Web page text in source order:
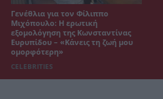
Γενέθλια για τον Φίλιππο
Μιχόπουλο: Η ερωτική
εξομολόγηση της Κωνσταντίνας
Ευρυπίδου – «Κάνεις τη ζωή μου
ομορφότερη»
CELEBRITIES